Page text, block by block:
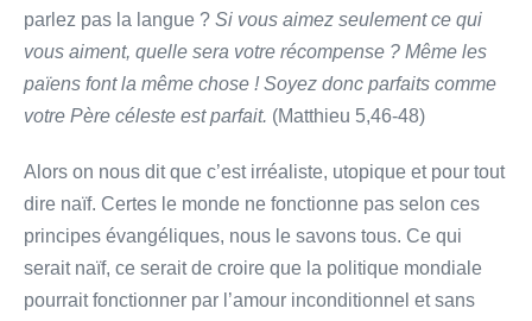
parlez pas la langue ? Si vous aimez seulement ce qui
vous aiment, quelle sera votre récompense ? Même les
païens font la même chose ! Soyez donc parfaits comme
votre Père céleste est parfait. (Matthieu 5,46-48)
Alors on nous dit que c’est irréaliste, utopique et pour tout
dire naïf. Certes le monde ne fonctionne pas selon ces
principes évangéliques, nous le savons tous. Ce qui
serait naïf, ce serait de croire que la politique mondiale
pourrait fonctionner par l’amour inconditionnel et sans